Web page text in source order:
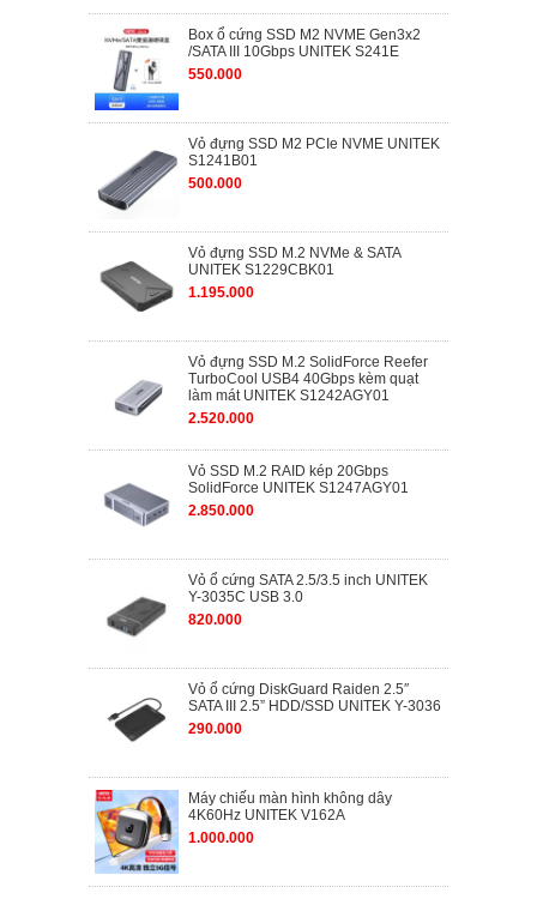
Box ổ cứng SSD M2 NVME Gen3x2
/SATA III 10Gbps UNITEK S241E
550.000
Vỏ đựng SSD M2 PCIe NVME UNITEK
S1241B01
500.000
Vỏ đựng SSD M.2 NVMe & SATA
UNITEK S1229CBK01
1.195.000
Vỏ đựng SSD M.2 SolidForce Reefer
TurboCool USB4 40Gbps kèm quạt
làm mát UNITEK S1242AGY01
2.520.000
Vỏ SSD M.2 RAID kép 20Gbps
SolidForce UNITEK S1247AGY01
2.850.000
Vỏ ổ cứng SATA 2.5/3.5 inch UNITEK
Y-3035C USB 3.0
820.000
Vỏ ổ cứng DiskGuard Raiden 2.5″
SATA III 2.5” HDD/SSD UNITEK Y-3036
290.000
Máy chiếu màn hình không dây
4K60Hz UNITEK V162A
1.000.000